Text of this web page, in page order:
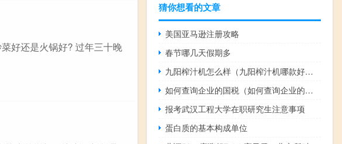
好还是火锅好? 过年三十晚
猜你想看的文章
美国亚马逊注册攻略
春节哪几天假期多
九阳榨汁机怎么样（九阳榨汁机哪款好用）
如何查询企业的国税（如何查询企业的注册号）
报考武汉工程大学在职研究生注意事项
蛋白质的基本构成单位